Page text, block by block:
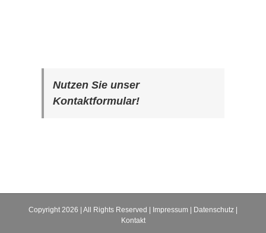
Nutzen Sie unser
Kontaktformular!
Copyright2026 | All Rights Reserved | Impressum Datenschutz
Kontakt